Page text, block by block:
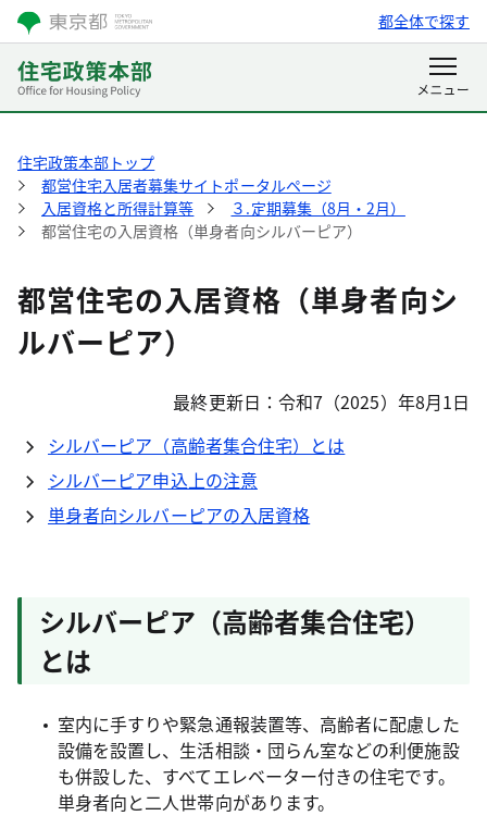
都全体で探す
住宅政策本部トップ
都営住宅入居者募集サイトポータルページ
入居資格と所得計算等
３.定期募集（8月・2月）
都営住宅の入居資格（単身者向シルバーピア）
都営住宅の入居資格（単身者向シ
ルバーピア）
最終更新日：令和7（2025）年8月1日
シルバーピア（高齢者集合住宅）とは
シルバーピア申込上の注意
単身者向シルバーピアの入居資格
シルバーピア（高齢者集合住宅）
とは
室内に手すりや緊急通報装置等、高齢者に配慮した
設備を設置し、生活相談・団らん室などの利便施設
も併設した、すべてエレベーター付きの住宅です。
単身者向と二人世帯向があります。